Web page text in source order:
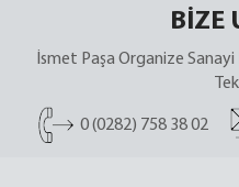
BİZE
İsmet Paşa Organize Sanayi
0 (0282) 758 38 02